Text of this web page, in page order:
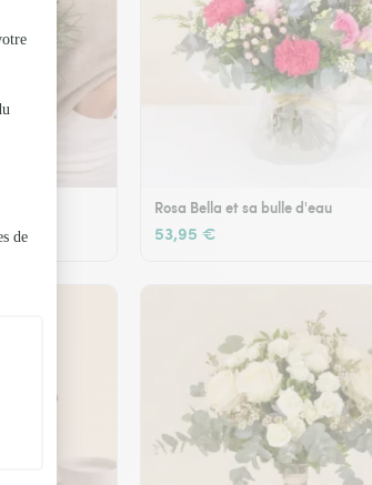
Rosa Bella et sa bulle d'eau
53,95 €